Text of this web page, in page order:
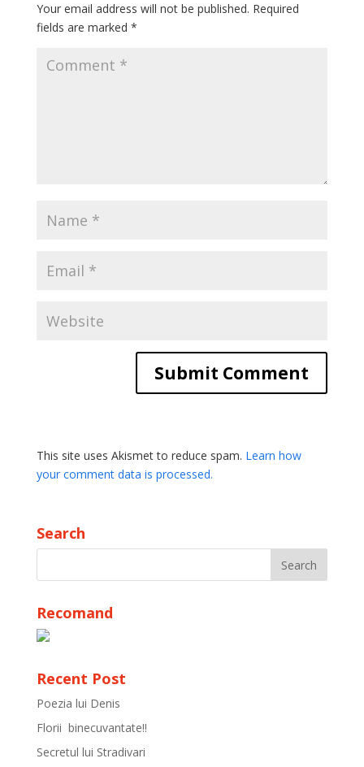
Your email address will not be published. Required
fields are marked *
This site uses Akismet to reduce spam. Learn how
your comment data is processed.
Search
Recomand
Recent Post
Poezia lui Denis
Florii binecuvantate!!
Secretul lui Stradivari